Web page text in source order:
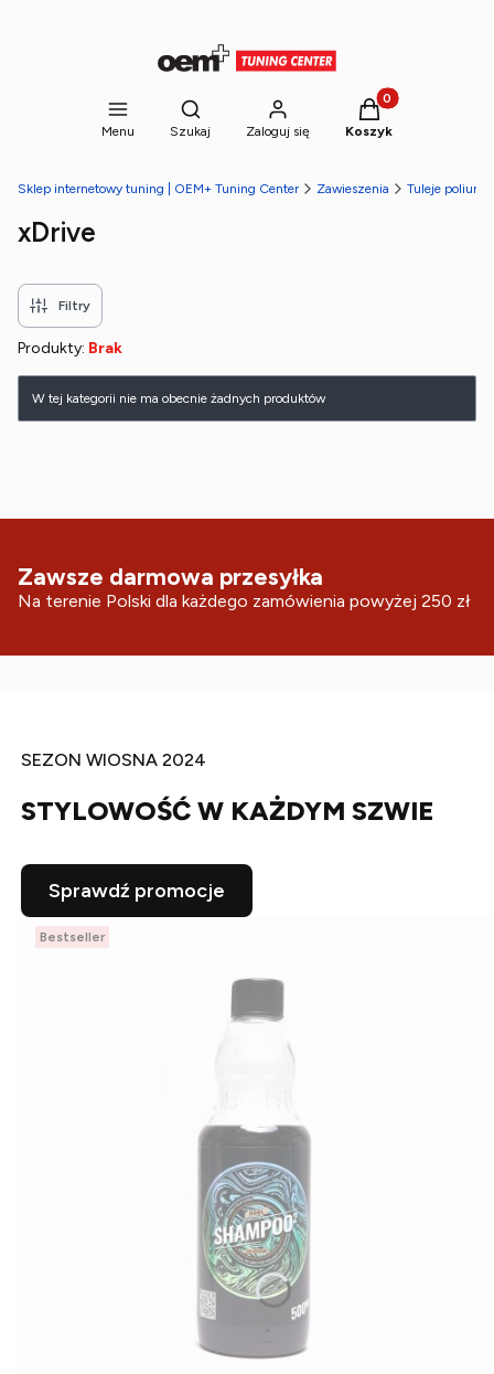
Menu
Otwórz wyszukiwarkę
Szukaj Zaloguj się
Produkty w
Koszyk
Sklep internetowy tuning | OEM+ Tuning Center Zawieszenia Tuleje
xDrive
Filtry
Produkty: Brak
Lista produktów
W tej kategorii nie ma obecnie żadnych produktów
Zawsze darmowa przesyłka
Na terenie Polski dla każdego zamówienia powyżej 250 zł
SEZON WIOSNA 2024
STYLOWOŚĆ W KAŻDYM SZWIE
Sprawdź promocje
Bestseller